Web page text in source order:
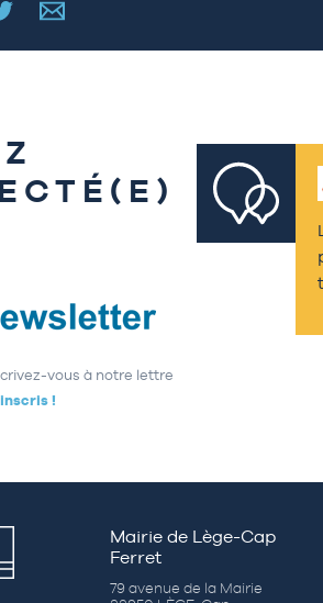
vous à notre lettre
!
Mairie de Lège-Cap
Ferret
79 avenue de la Mairie